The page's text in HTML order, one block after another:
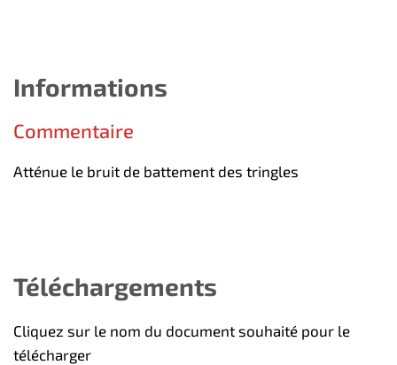
Informations
Commentaire
Atténue le bruit de battement des tringles
Téléchargements
Cliquez sur le nom du document souhaité pour le
télécharger